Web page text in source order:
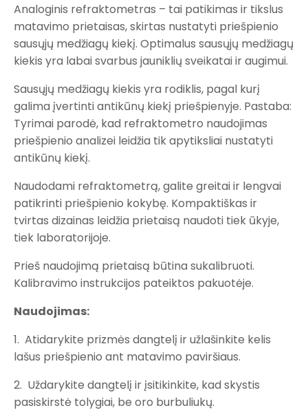
Analoginis refraktometras – tai patikimas ir tikslus
matavimo prietaisas, skirtas nustatyti priešpienio
sausųjų medžiagų kiekį. Optimalus sausųjų medžiagų
kiekis yra labai svarbus jauniklių sveikatai ir augimui.
Sausųjų medžiagų kiekis yra rodiklis, pagal kurį
galima įvertinti antikūnų kiekį priešpienyje. Pastaba:
Tyrimai parodė, kad refraktometro naudojimas
priešpienio analizei leidžia tik apytiksliai nustatyti
antikūnų kiekį.
Naudodami refraktometrą, galite greitai ir lengvai
patikrinti priešpienio kokybę. Kompaktiškas ir
tvirtas dizainas leidžia prietaisą naudoti tiek ūkyje,
tiek laboratorijoje.
Prieš naudojimą prietaisą būtina sukalibruoti.
Kalibravimo instrukcijos pateiktos pakuotėje.
Naudojimas:
1. Atidarykite prizmės dangtelį ir užlašinkite kelis
lašus priešpienio ant matavimo paviršiaus.
2. Uždarykite dangtelį ir įsitikinkite, kad skystis
pasiskirstė tolygiai, be oro burbuliukų.